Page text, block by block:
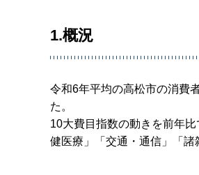
1.概況
令和6年平均の高松市の消費
た。
10大費目指数の動きを前年
健医療」「交通・通信」「諸